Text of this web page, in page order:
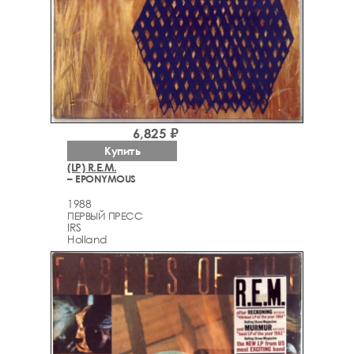
(LP) R.E.M.
– EPONYMOUS
1988
ПЕРВЫЙ ПРЕСС
IRS
Holland
6,825 ₽
Купить